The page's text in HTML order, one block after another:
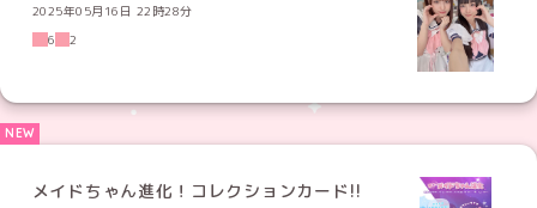
2025年05月16日 22時28分
6
2
メイドちゃん進化！コレクションカード!!